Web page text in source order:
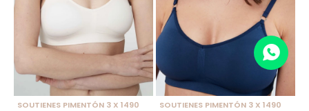
SOUTIENES PIMENTÓN 3 X 1490 SOUTIENES PIMENTÓN 3 X 1490